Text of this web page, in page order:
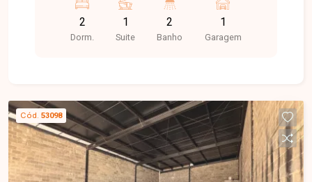
supermercados, escolas, farmácias e diversos
comércios, proporcionando praticidade e
qualidade de vida. Apartamento disponível para
armários, sendo 1 suíte com ar-condicionado,
banheiro social com box e armários, cozinha com
armários, fogão e forno, área de serviço e 1 vaga
de garagem. O valor do condomínio já está
incluso na locação, proporcionando mais
2
Dorm.
1
Suite
2
Banho
1
Garagem
Cód. 53098